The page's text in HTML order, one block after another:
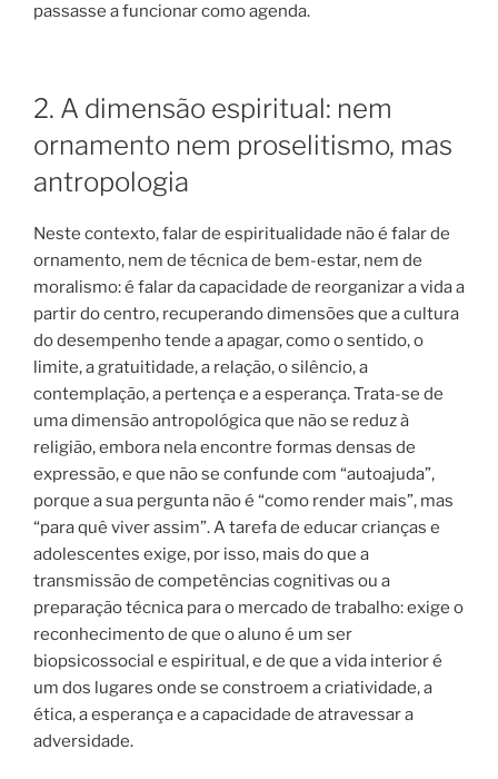
passasse a funcionar como agenda.
2. A dimensão espiritual: nem
ornamento nem proselitismo, mas
antropologia
Neste contexto, falar de espiritualidade não é falar de
ornamento, nem de técnica de bem-estar, nem de
moralismo: é falar da capacidade de reorganizar a vida a
partir do centro, recuperando dimensões que a cultura
do desempenho tende a apagar, como o sentido, o
limite, a gratuitidade, a relação, o silêncio, a
contemplação, a pertença e a esperança. Trata-se de
uma dimensão antropológica que não se reduz à
religião, embora nela encontre formas densas de
expressão, e que não se confunde com “autoajuda”,
porque a sua pergunta não é “como render mais”, mas
“para quê viver assim”. A tarefa de educar crianças e
adolescentes exige, por isso, mais do que a
transmissão de competências cognitivas ou a
preparação técnica para o mercado de trabalho: exige o
reconhecimento de que o aluno é um ser
biopsicossocial e espiritual, e de que a vida interior é
um dos lugares onde se constroem a criatividade, a
ética, a esperança e a capacidade de atravessar a
adversidade.